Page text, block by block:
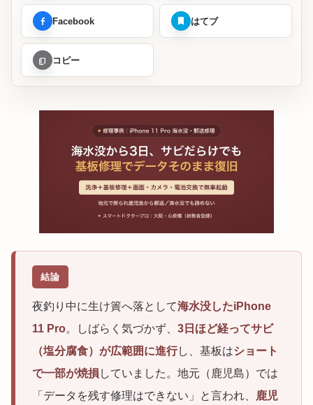
Facebook はてブ
コピー
結論
夜釣り中に生け簀へ落として海水没したiPhone
11 Pro。しばらく気づかず、 3日ほど経ってサビ
（塩分腐食）が広範囲に進行し、基板はショート
で一部が焼損 していました。地元（鹿児島）では
「データを残す修理はできない」と言われ、
鹿児